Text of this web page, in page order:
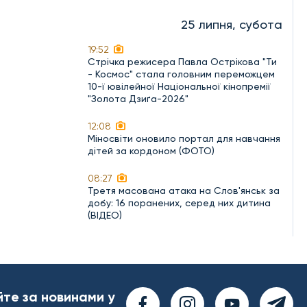
25 липня, субота
19:52
Стрічка режисера Павла Острікова "Ти
- Космос" стала головним переможцем
10-ї ювілейної Національної кінопремії
"Золота Дзиґа-2026"
12:08
Міносвіти оновило портал для навчання
дітей за кордоном (ФОТО)
08:27
Третя масована атака на Слов'янськ за
добу: 16 поранених, серед них дитина
(ВІДЕО)
за новинами у